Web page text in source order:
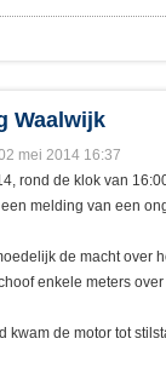
Waalwijk
mei 2014 16:37
rond de klok van
melding van een
de macht over
enkele meters
kwam de motor tot